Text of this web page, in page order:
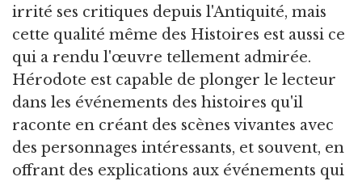
irrité ses critiques depuis l'Antiquité, mais
cette qualité même des Histoires est aussi ce
qui a rendu l'œuvre tellement admirée.
Hérodote est capable de plonger le lecteur
dans les événements des histoires qu'il
raconte en créant des scènes vivantes avec
des personnages intéressants, et souvent, en
offrant des explications aux événements qui